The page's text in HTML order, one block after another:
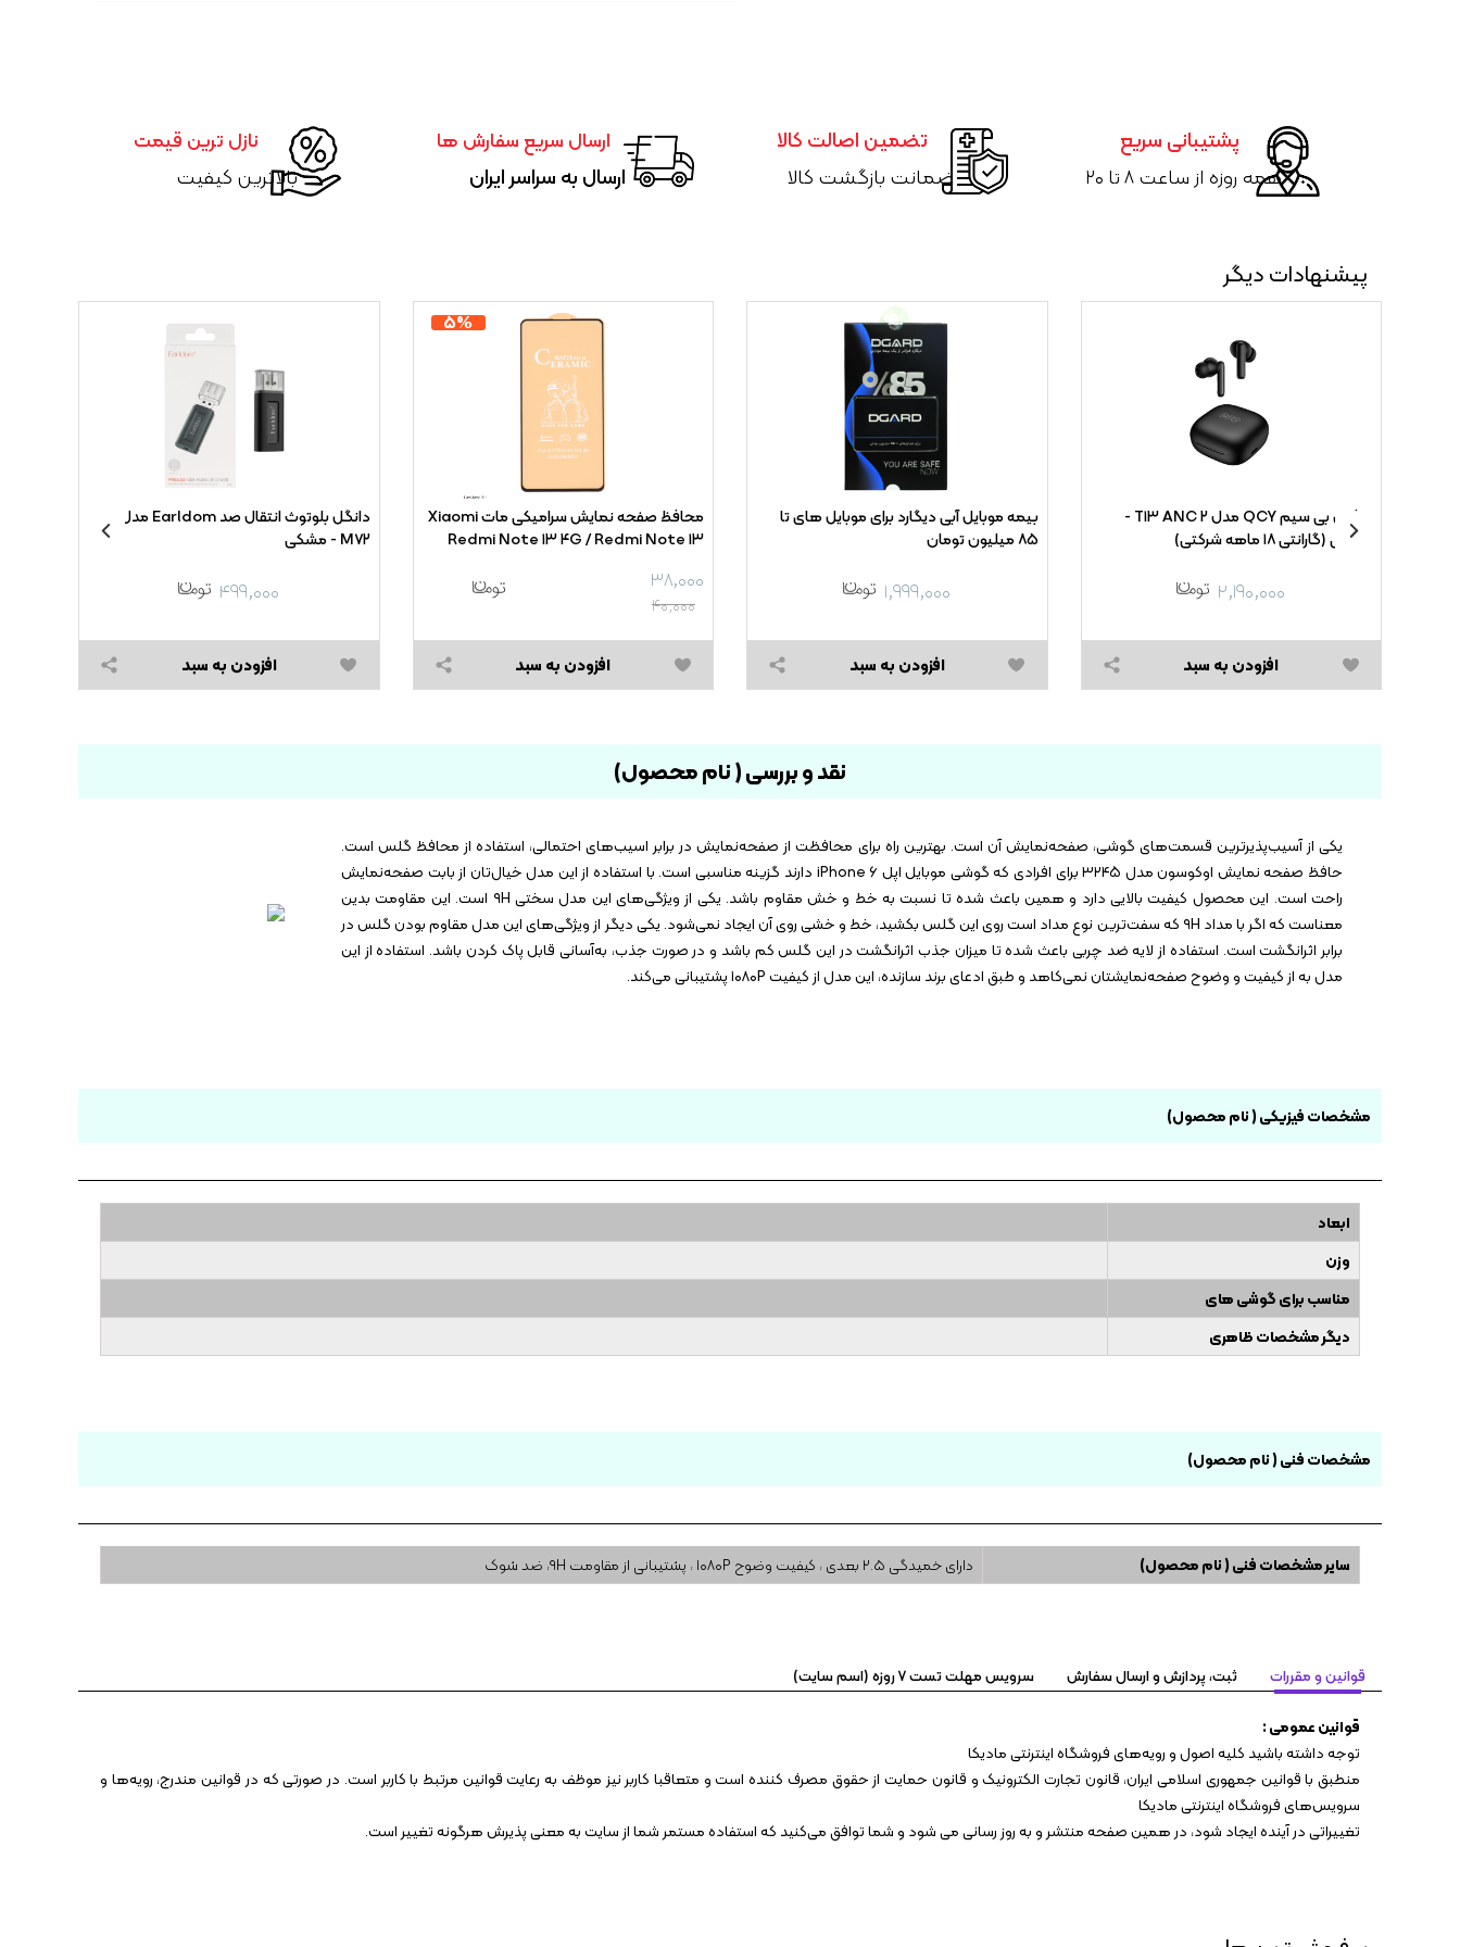
پشتیبانی سریع
همه روزه از ساعت ۸ تا ۲۰
تضمین اصالت کالا
ضمانت بازگشت کالا
ارسال سریع سفارش ها
ارسال به سراسر ایران
نازل ترین قیمت
بالاترین کیفیت
پیشنهادات دیگر
ایرفون بی سیم QCY مدل T۱۳ ANC ۲ -
مشکی (گارانتی ۱۸ ماهه شرکتی)
۲,۱۹۰,۰۰۰
افزودن به سبد
بیمه موبایل آبی دیگارد برای موبایل های تا
۸۵ میلیون تومان
۱,۹۹۹,۰۰۰
افزودن به سبد
۵%
محافظ صفحه نمایش سرامیکی مات Xiaomi
Redmi Note ۱۳ ۴G / Redmi Note ۱۳
۳۸,۰۰۰
۴۰,۰۰۰
افزودن به سبد
M۷۲ - مشکی
۴۹۹,۰۰۰
افزودن به سبد
نقد و بررسی ( نام محصول)
یکی از آسیب‌پذیرترین قسمت‌های گوشی، صفحه‌نمایش آن است. بهترین راه برای محافظت از صفحه‌نمایش در برابر اسیب‌های احتمالی، استفاده از محافظ گلس است.
حافظ صفحه نمایش اوکوسون مدل ۳۲۴۵ برای افرادی که گوشی موبایل اپل iPhone ۶ دارند گزینه مناسبی است. با استفاده از این مدل خیال‌تان از بابت صفحه‌نمایش
راحت است. این محصول کیفیت بالایی دارد و همین باعث شده تا نسبت به خط و خش مقاوم باشد. یکی از ویژگی‌های این مدل سختی ۹H است. این مقاومت بدین
معناست که اگر با مداد ۹H که سفت‌ترین نوع مداد است روی این گلس بکشید، خط و خشی روی آن ایجاد نمی‌شود. یکی دیگر از ویژگی‌های این مدل مقاوم بودن گلس در
برابر اثرانگشت است. استفاده از لایه ضد چربی باعث شده تا میزان جذب اثرانگشت در این گلس کم باشد و در صورت جذب، به‌آسانی قابل پاک کردن باشد. استفاده از این
مدل به از کیفیت و وضوح صفحه‌نمایشتان نمی‌کاهد و طبق ادعای برند سازنده، این مدل از کیفیت ۱۰۸۰P پشتیبانی می‌کند.
مشخصات فیزیکی ( نام محصول)
ابعاد
وزن
مناسب برای گوشی های
دیگر مشخصات ظاهری
مشخصات فنی ( نام محصول)
سایر مشخصات فنی ( نام محصول) دارای خمیدگی ۲.۵ بعدی ، کیفیت وضوح ۱۰۸۰P ، پشتیبانی از مقاومت ۹H، ضد شوک
قوانین و مقررات ثبت، پردازش و ارسال سفارش
سرویس مهلت تست ۷ روزه (اسم سایت)
قوانین عمومی :
توجه داشته باشید کلیه اصول و رویه‏‌های فروشگاه اینترنتی مادیکا
منطبق با قوانین جمهوری اسلامی ایران، قانون تجارت الکترونیک و قانون حمایت از حقوق مصرف کننده است و متعاقبا کاربر نیز موظف به رعایت قوانین مرتبط با کاربر است. در صورتی که در قوانین مندرج، رویه‏‌ها و
سرویس‏‌های فروشگاه اینترنتی مادیکا
تغییراتی در آینده ایجاد شود، در همین صفحه منتشر و به روز رسانی می شود و شما توافق می‏‌کنید که استفاده مستمر شما از سایت به معنی پذیرش هرگونه تغییر است.